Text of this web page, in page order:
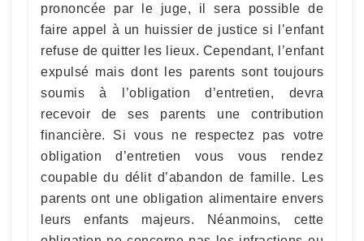
prononcée par le juge, il sera possible de
faire appel à un huissier de justice si l’enfant
refuse de quitter les lieux. Cependant, l’enfant
expulsé mais dont les parents sont toujours
soumis à l’obligation d’entretien, devra
recevoir de ses parents une contribution
financière. Si vous ne respectez pas votre
obligation d’entretien vous vous rendez
coupable du délit d’abandon de famille. Les
parents ont une obligation alimentaire envers
leurs enfants majeurs. Néanmoins, cette